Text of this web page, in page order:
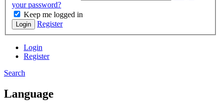
your password?
Keep me logged in
Login Register
Login
Register
Search
Language